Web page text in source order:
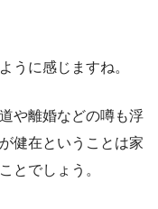
うに感じますね。
や離婚などの噂も浮
健在ということは家
とでしょう。